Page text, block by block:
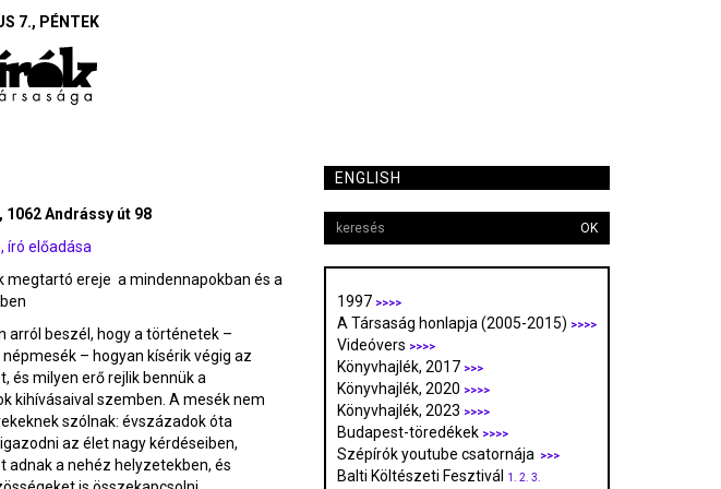
7., PÉNTEK
Andrássy út 98
író előadása
megtartó ereje a mindennapokban és a
arról beszél, hogy a történetek –
népmesék – hogyan kísérik végig az
és milyen erő rejlik bennük a
kihívásaival szemben. A mesék nem
szólnak: évszázadok óta
az élet nagy kérdéseiben,
adnak a nehéz helyzetekben, és
ENGLISH
OK
1997 >>>>
A Társaság honlapja (2005-2015) >>>>
Videóvers >>>>
Könyvhajlék, 2017 >>>
Könyvhajlék, 2020 >>>>
Könyvhajlék, 2023 >>>>
Budapest-töredékek >>>>
Szépírók youtube csatornája >>>
Balti Költészeti Fesztivál 1. 2. 3.